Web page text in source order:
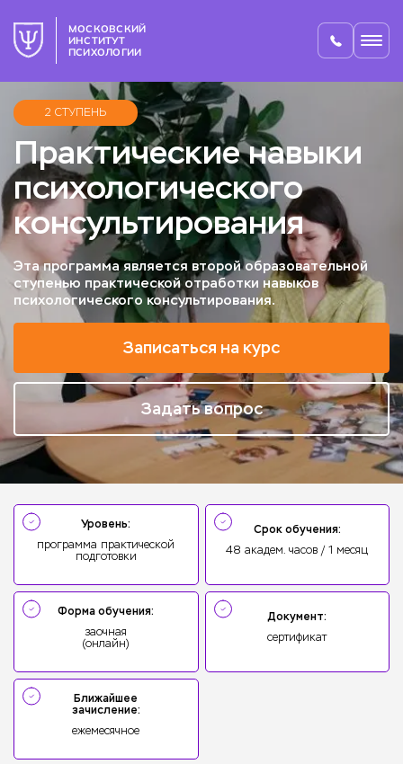
МОСКОВСКИЙ
ИНСТИТУТ
ПСИХОЛОГИИ
2 СТУПЕНЬ
Практические навыки
психологического
консультирования
Эта программа является второй образовательной
ступенью практической отработки навыков
психологического консультирования.
Записаться на курс
Задать вопрос
Уровень:
программа практической
подготовки
Срок обучения:
48 академ. часов / 1 месяц
Форма обучения:
заочная
(онлайн)
Документ:
сертификат
Ближайшее
зачисление:
ежемесячное